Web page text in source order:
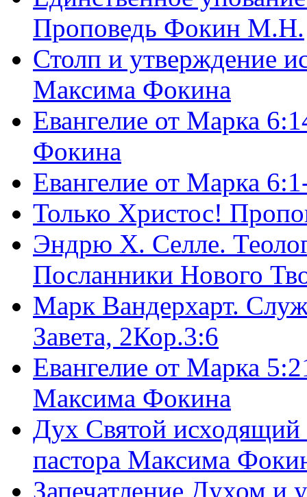
Проповедь Фокин М.Н.
Столп и утверждение
Максима Фокина
Евангелие от Марка
Фокина
Евангелие от Марка
Только Христос!
Эндрю Х. Селле.
Посланники Нового
Марк Вандерхарт.
Завета, 2Кор.3:6
Евангелие от Марка
Максима Фокина
Дух Святой
пастора Максима
Запечатление Духом и